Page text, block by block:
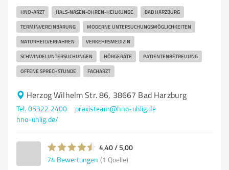
HNO-ARZT HALS-NASEN-OHREN-HEILKUNDE BAD HARZBURG
TERMINVEREINBARUNG MODERNE UNTERSUCHUNGSMÖGLICHKEITEN
NATURHEILVERFAHREN VERKEHRSMEDIZIN
SCHWINDELUNTERSUCHUNGEN HÖRGERÄTE PATIENTENBETREUUNG
OFFENE SPRECHSTUNDE FACHARZT
Herzog Wilhelm Str. 86, 38667 Bad Harzburg
Tel. 05322 2400
praxisteam@hno-uhlig.de
hno-uhlig.de/
4,40 / 5,00
74 Bewertungen (1 Quelle)